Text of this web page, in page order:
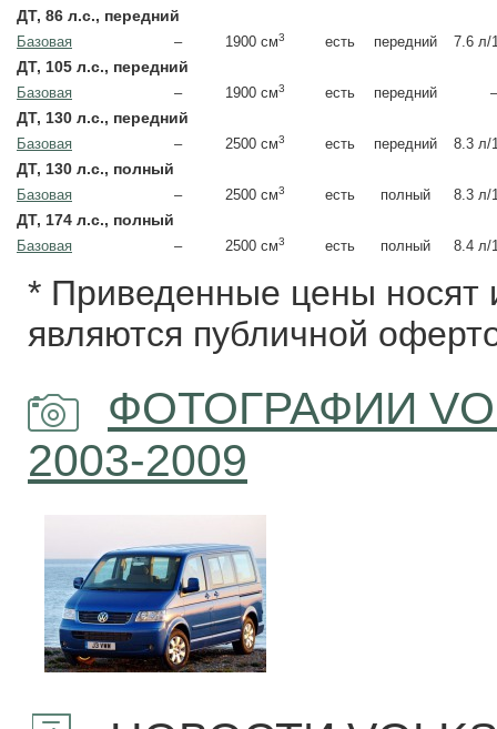
ДТ, 86 л.с., передний
Базовая – 1900 см3 есть передний 7.6 л/
ДТ, 105 л.с., передний
Базовая – 1900 см3 есть передний –
ДТ, 130 л.с., передний
Базовая – 2500 см3 есть передний 8.3 л/
ДТ, 130 л.с., полный
Базовая – 2500 см3 есть полный 8.3 л/
ДТ, 174 л.с., полный
Базовая – 2500 см3 есть полный 8.4 л/
* Приведенные цены носят
являются публичной
ФОТОГРАФИИ
2003-2009